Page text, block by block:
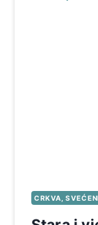
CRKVA,